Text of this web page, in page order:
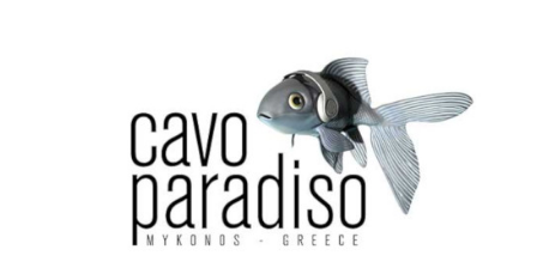
Science & Tech